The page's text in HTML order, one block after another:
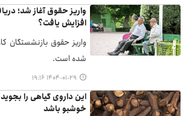
واریز حقوق آغاز شد؛
افزایش یافت؟
واریز حقوق بازنشستگان
شده است.
۱۴۰۴-۰۱-۲۹ ۱۹:۱۶
این داروی گیاهی را
خوشبو باشد